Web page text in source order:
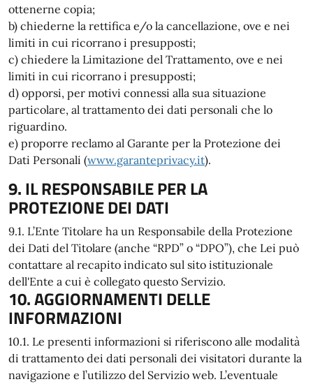
ottenerne copia;
b) chiederne la rettifica e/o la cancellazione, ove e nei
limiti in cui ricorrano i presupposti;
c) chiedere la Limitazione del Trattamento, ove e nei
limiti in cui ricorrano i presupposti;
d) opporsi, per motivi connessi alla sua situazione
particolare, al trattamento dei dati personali che lo
riguardino.
e) proporre reclamo al Garante per la Protezione dei
Dati Personali (www.garanteprivacy.it).
9. IL RESPONSABILE PER LA
PROTEZIONE DEI DATI
9.1. L’Ente Titolare ha un Responsabile della Protezione
dei Dati del Titolare (anche “RPD” o “DPO”), che Lei può
contattare al recapito indicato sul sito istituzionale
dell'Ente a cui è collegato questo Servizio.
10. AGGIORNAMENTI DELLE
INFORMAZIONI
10.1. Le presenti informazioni si riferiscono alle modalità
di trattamento dei dati personali dei visitatori durante la
navigazione e l’utilizzo del Servizio web. L’eventuale